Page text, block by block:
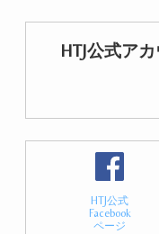
HTJ公式ア
HTJ公式
Facebook
ページ